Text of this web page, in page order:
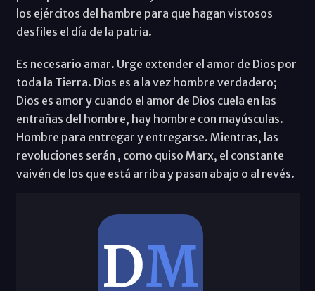
los ejércitos del hambre para que hagan vistosos
desfiles el día de la patria.
Es necesario amar. Urge extender el amor de Dios por
toda la Tierra. Dios es a la vez hombre verdadero;
Dios es amor y cuando el amor de Dios cuela en las
entrañas del hombre, hay hombre con mayúsculas.
Hombre para entregar y entregarse. Mientras, las
revoluciones serán , como quiso Marx, el constante
vaivén de los que está arriba y pasan abajo o al revés.